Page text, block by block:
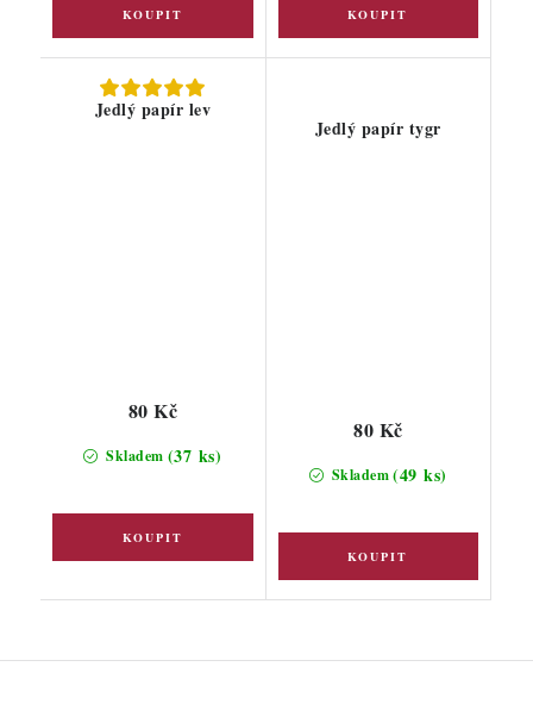
Jedlý papír lev
Skladem (37 ks)
80 Kč
Jedlý papír tygr
Skladem(49 ks)
80 Kč